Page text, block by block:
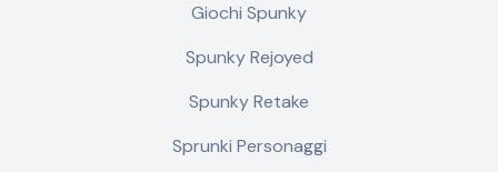
Giochi Spunky
Spunky Rejoyed
Spunky Retake
Sprunki Personaggi